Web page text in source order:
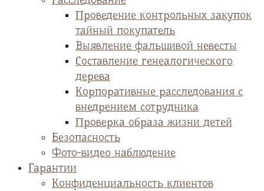
Проведение контрольных закупок
тайный покупатель
Выявление фальшивой невесты
Cоставление генеалогического
дерева
Корпоративные расследования с
внедрением сотрудника
Проверка образа жизни детей
Безопасность
Фото-видео наблюдение
Гарантии
Конфиденциальность клиентов